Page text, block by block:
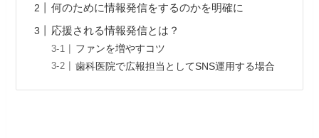
何のために情報発信をするのかを明確に
応援される情報発信とは？
ファンを増やすコツ
歯科医院で広報担当としてSNS運用する場合